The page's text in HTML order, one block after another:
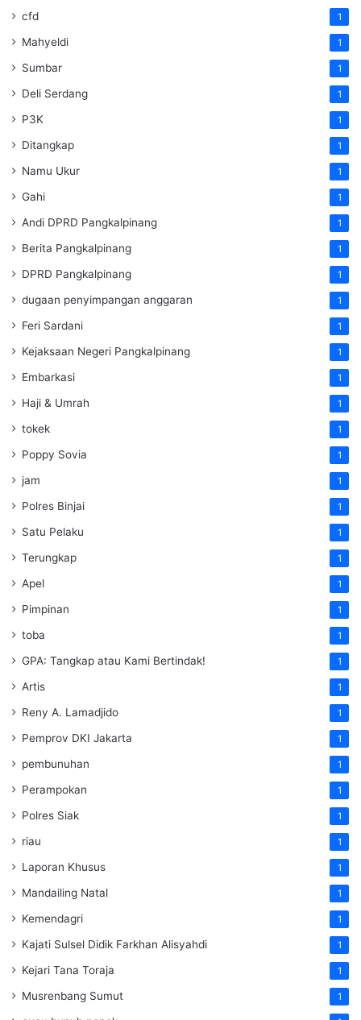
cfd 1
Mahyeldi 1
Sumbar 1
Deli Serdang 1
P3K 1
Ditangkap 1
Namu Ukur 1
Gahi 1
Andi DPRD Pangkalpinang 1
Berita Pangkalpinang 1
DPRD Pangkalpinang 1
dugaan penyimpangan anggaran 1
Feri Sardani 1
Kejaksaan Negeri Pangkalpinang 1
Embarkasi 1
Haji & Umrah 1
tokek 1
Poppy Sovia 1
jam 1
Polres Binjai 1
Satu Pelaku 1
Terungkap 1
Apel 1
Pimpinan 1
toba 1
GPA: Tangkap atau Kami Bertindak! 1
Artis 1
Reny A. Lamadjido 1
Pemprov DKI Jakarta 1
pembunuhan 1
Perampokan 1
Polres Siak 1
riau 1
Laporan Khusus 1
Mandailing Natal 1
Kemendagri 1
Kajati Sulsel Didik Farkhan Alisyahdi 1
Kejari Tana Toraja 1
Musrenbang Sumut 1